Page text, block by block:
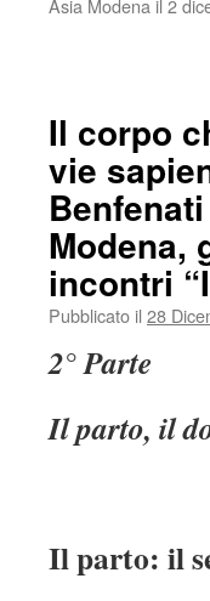
Asia Modena il 2
Il corpo
vie
Modena,
incontri
Pubblicato il 28
2° Parte
Il parto, il
Il parto: il